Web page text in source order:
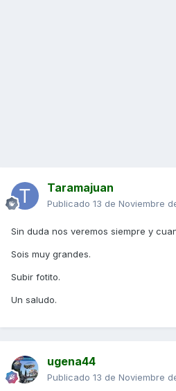
Taramajuan
Publicado 13 de Noviembre
Sin duda nos veremos siempre y
Sois muy grandes.
Subir fotito.
Un saludo.
ugena44
Publicado 13 de Noviembre